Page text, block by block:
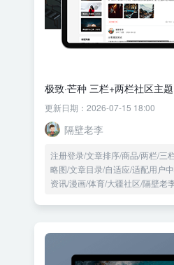
极致·芒种 三栏+两栏社区主题
更新日期：2026-07-15 18:00
隔壁老李
注册登录/文章排序/商品/两栏/三
略图/文章目录/自适应/适配用户
资讯/漫画/体育/大疆社区/隔壁老